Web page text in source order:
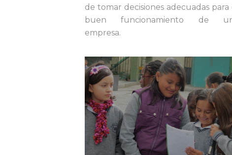
de tomar decisiones adecuadas para
buen funcionamiento de
empresa.